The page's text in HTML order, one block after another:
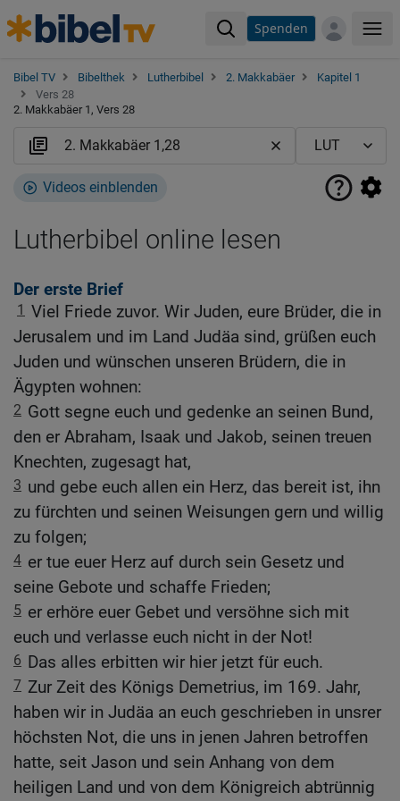
Spenden
Bibel TV Bibelthek Lutherbibel 2. Makkabäer
Kapitel 1
Vers 28
2. Makkabäer 1, Vers 28
Videos einblenden
Lutherbibel online lesen
Der erste Brief
1 Viel Friede zuvor. Wir Juden, eure Brüder, die in
Jerusalem und im Land Judäa sind, grüßen euch
Juden und wünschen unseren Brüdern, die in
Ägypten wohnen:
2 Gott segne euch und gedenke an seinen Bund,
den er Abraham, Isaak und Jakob, seinen treuen
Knechten, zugesagt hat,
3 und gebe euch allen ein Herz, das bereit ist, ihn
zu fürchten und seinen Weisungen gern und willig
zu folgen;
4 er tue euer Herz auf durch sein Gesetz und
seine Gebote und schaffe Frieden;
5 er erhöre euer Gebet und versöhne sich mit
euch und verlasse euch nicht in der Not!
6 Das alles erbitten wir hier jetzt für euch.
7 Zur Zeit des Königs Demetrius, im 169. Jahr,
haben wir in Judäa an euch geschrieben in unsrer
höchsten Not, die uns in jenen Jahren betroffen
hatte, seit Jason und sein Anhang von dem
heiligen Land und von dem Königreich abtrünnig